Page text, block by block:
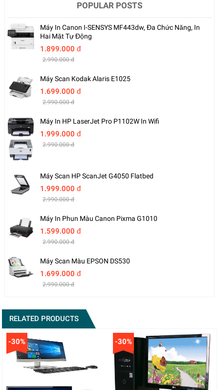
POPULAR POSTS
Máy In Canon I-SENSYS MF443dw, Đa Chức Năng, In
Hai Mặt Tự Động
1.899.000 đ
2.990.000 đ
Máy Scan Kodak Alaris E1025
1.699.000 đ
2.990.000 đ
Máy In HP LaserJet Pro P1102W In Wifi
1.999.000 đ
2.990.000 đ
Máy Scan HP ScanJet G4050 Flatbed
1.999.000 đ
2.990.000 đ
Máy In Phun Màu Canon Pixma G1010
1.599.000 đ
2.990.000 đ
Máy Scan Màu EPSON DS530
1.699.000 đ
2.990.000 đ
RELATED PRODUCTS
-30% -30%